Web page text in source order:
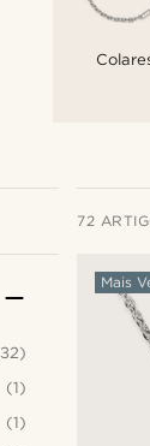
72
Mais
(1)
(1)